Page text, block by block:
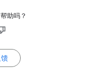
助吗？